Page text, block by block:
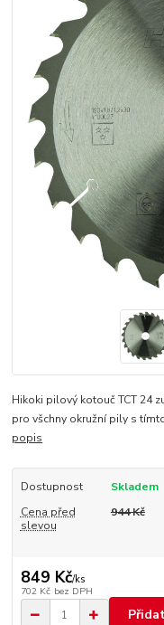
Hikoki pilový kotouč TCT 24
pro všchny okružní pily s
popis
Dostupnost
Skladem
Cena před
slevou
944 Kč
849 Kč/ks
702 Kč bez DPH